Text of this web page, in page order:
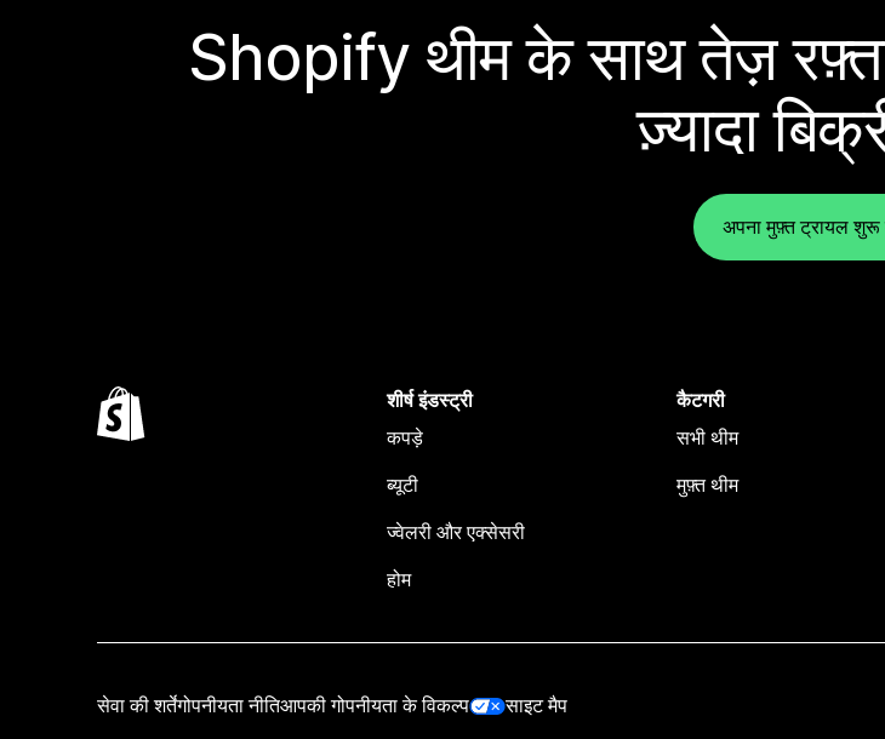
Shopify थीम के साथ तेज़
ज़्यादा
अपना मुफ़्त ट्रायल
शीर्ष इंडस्ट्री
कपड़े
ब्यूटी
ज्वेलरी और एक्सेसरी
होम
कैटगरी
सभी थीम
मुफ़्त थीम
सेवा की शर्तेंगोपनीयता नीतिआपकी गोपनीयता के विकल्प साइट मैप